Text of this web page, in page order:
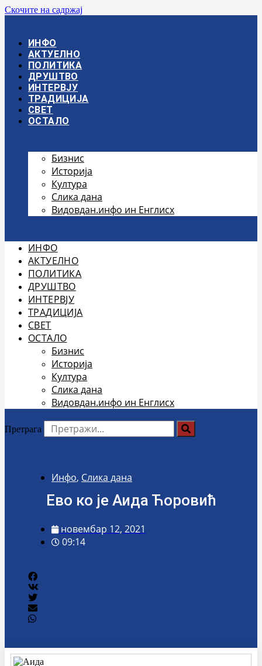
Скочите на садржај
ИНФО
АКТУЕЛНО
ПОЛИТИКА
ДРУШТВО
ИНТЕРВЈУ
ТРАДИЦИЈА
СВЕТ
ОСТАЛО
Бизнис
Историја
Култура
Слика дана
Видовдан.инфо ин Енглисх
ИНФО
АКТУЕЛНО
ПОЛИТИКА
ДРУШТВО
ИНТЕРВЈУ
ТРАДИЦИЈА
СВЕТ
ОСТАЛО
Бизнис
Историја
Култура
Слика дана
Видовдан.инфо ин Енглисх
Претрага
Инфо, Слика дана
Ево ко је Аида Ћоровић
новембар 12, 2021
09:14